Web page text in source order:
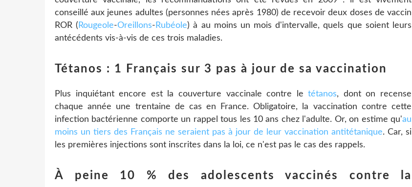
conseillé aux jeunes adultes (personnes nées après 1980) de recevoir deux doses de vaccin
ROR ( Rougeole-Oreillons- Rubéole) à au moins un mois d'intervalle, quels que soient leurs
antécédents vis-à-vis de ces trois maladies.
Tétanos : 1 Français sur 3 pas à jour de sa vaccination
Plus inquiétant encore est la couverture vaccinale contre letétanos, dont on recense
chaque année une trentaine de cas en France. Obligatoire, la vaccination contre cette
infection bactérienne comporte un rappel tous les 10 ans chez l'adulte. Or, on estime qu'au
moins un tiers des Français ne seraient pas à jour de leur vaccination antitétanique. Car, si
les premières injections sont inscrites dans la loi, ce n'est pas le cas des rappels.
À peine 10 % des adolescents vaccinés contre la